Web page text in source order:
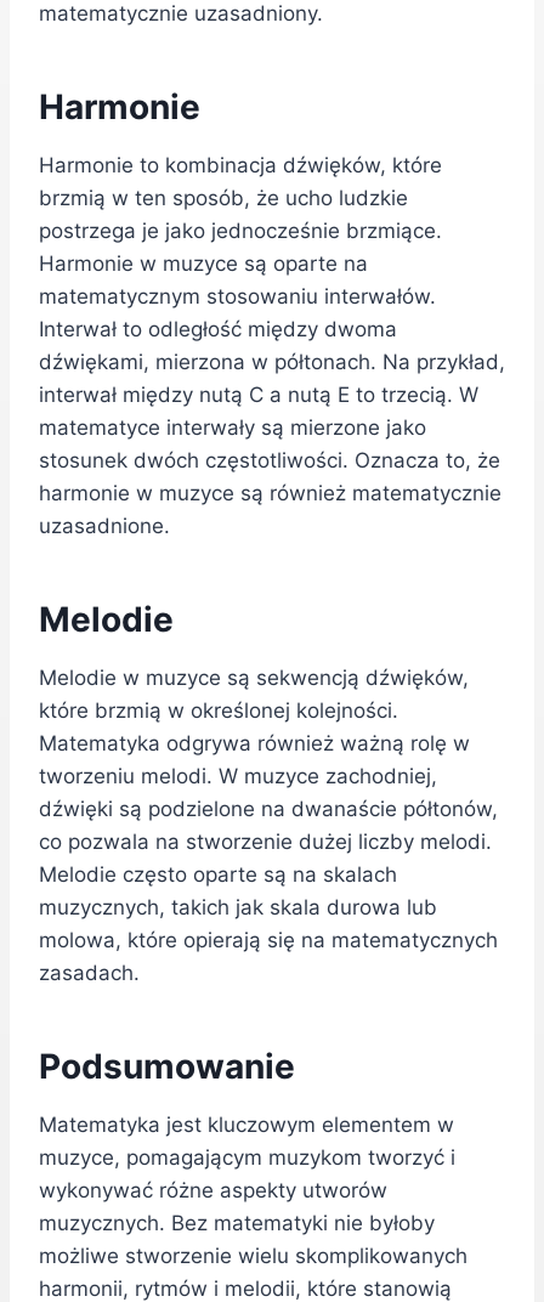
matematycznie uzasadniony.
Harmonie
Harmonie to kombinacja dźwięków, które
brzmią w ten sposób, że ucho ludzkie
postrzega je jako jednocześnie brzmiące.
Harmonie w muzyce są oparte na
matematycznym stosowaniu interwałów.
Interwał to odległość między dwoma
dźwiękami, mierzona w półtonach. Na przykład,
interwał między nutą C a nutą E to trzecią. W
matematyce interwały są mierzone jako
stosunek dwóch częstotliwości. Oznacza to, że
harmonie w muzyce są również matematycznie
uzasadnione.
Melodie
Melodie w muzyce są sekwencją dźwięków,
które brzmią w określonej kolejności.
Matematyka odgrywa również ważną rolę w
tworzeniu melodi. W muzyce zachodniej,
dźwięki są podzielone na dwanaście półtonów,
co pozwala na stworzenie dużej liczby melodi.
Melodie często oparte są na skalach
muzycznych, takich jak skala durowa lub
molowa, które opierają się na matematycznych
zasadach.
Podsumowanie
Matematyka jest kluczowym elementem w
muzyce, pomagającym muzykom tworzyć i
wykonywać różne aspekty utworów
muzycznych. Bez matematyki nie byłoby
możliwe stworzenie wielu skomplikowanych
harmonii, rytmów i melodii, które stanowią